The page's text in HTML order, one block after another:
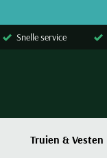
Snelle service
Truien & Vesten